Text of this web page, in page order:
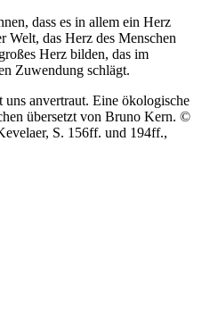
dass es in allem ein Herz
Welt, das Herz des Menschen
Herz bilden, das im
Zuwendung schlägt.
anvertraut. Eine ökologische
übersetzt von Bruno Kern. ©
S. 156ff. und 194ff.,